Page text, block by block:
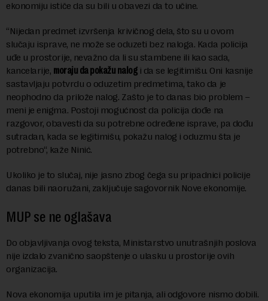
ekonomiju ističe da su bili u obavezi da to učine.
“Nijedan predmet izvršenja krivičnog dela, što su u ovom
slučaju isprave, ne može se oduzeti bez naloga. Kada policija
uđe u prostorije, nevažno da li su stambene ili kao sada,
kancelarije, moraju da pokažu nalogi da se legitimišu. Oni kasnije
sastavljaju potvrdu o oduzetim predmetima, tako da je
neophodno da prilože nalog. Zašto je to danas bio problem –
meni je enigma. Postoji mogućnost da policija dođe na
razgovor, obavesti da su potrebne određene isprave, pa dođu
sutradan, kada se legitimišu, pokažu nalog i oduzmu šta je
potrebno“, kaže Ninić.
Ukoliko je to slučaj, nije jasno zbog čega su pripadnici policije
danas bili naoružani, zaključuje sagovornik Nove ekonomije.
MUP se ne oglašava
Do objavljivanja ovog teksta, Ministarstvo unutrašnjih poslova
nije izdalo zvanično saopštenje o ulasku u prostorije ovih
organizacija.
Nova ekonomija uputila im je pitanja, ali odgovore nismo dobili.